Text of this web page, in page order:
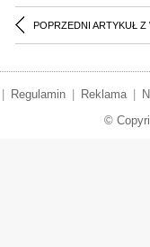
POPRZEDNI ARTYKUŁ Z
Regulamin Reklama
©